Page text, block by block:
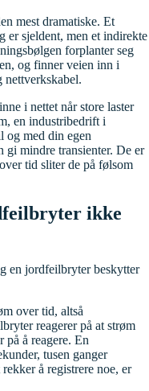
mest dramatiske. Et
er sjeldent, men et indirekte
forplanter seg
og finner veien inn i
nettverkskabel.
i nettet når store laster
en industribedrift i
og med din egen
gi mindre transienter. De er
tid sliter de på følsom
ikke
en jordfeilbryter beskytter
over tid, altså
reagerer på at strøm
å reagere. En
tusen ganger
å registrere noe, er